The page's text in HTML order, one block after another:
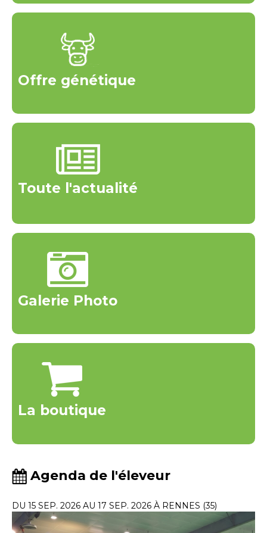
Offre génétique
Toute l'actualité
Galerie Photo
La boutique
Agenda de l'éleveur
DU 15 SEP. 2026 AU 17 SEP. 2026 À RENNES (35)